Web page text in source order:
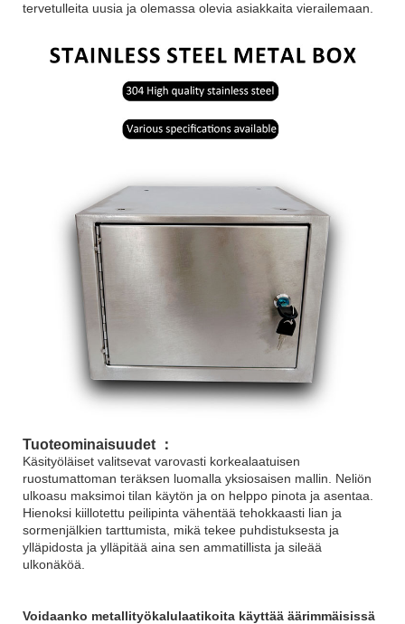
tervetulleita uusia ja olemassa olevia asiakkaita vierailemaan.
Tuoteominaisuudet ：
Käsityöläiset valitsevat varovasti korkealaatuisen
ruostumattoman teräksen luomalla yksiosaisen mallin. Neliön
ulkoasu maksimoi tilan käytön ja on helppo pinota ja asentaa.
Hienoksi kiillotettu peilipinta vähentää tehokkaasti lian ja
sormenjälkien tarttumista, mikä tekee puhdistuksesta ja
ylläpidosta ja ylläpitää aina sen ammatillista ja sileää
ulkonäköä.
Voidaanko metallityökalulaatikoita käyttää äärimmäisissä